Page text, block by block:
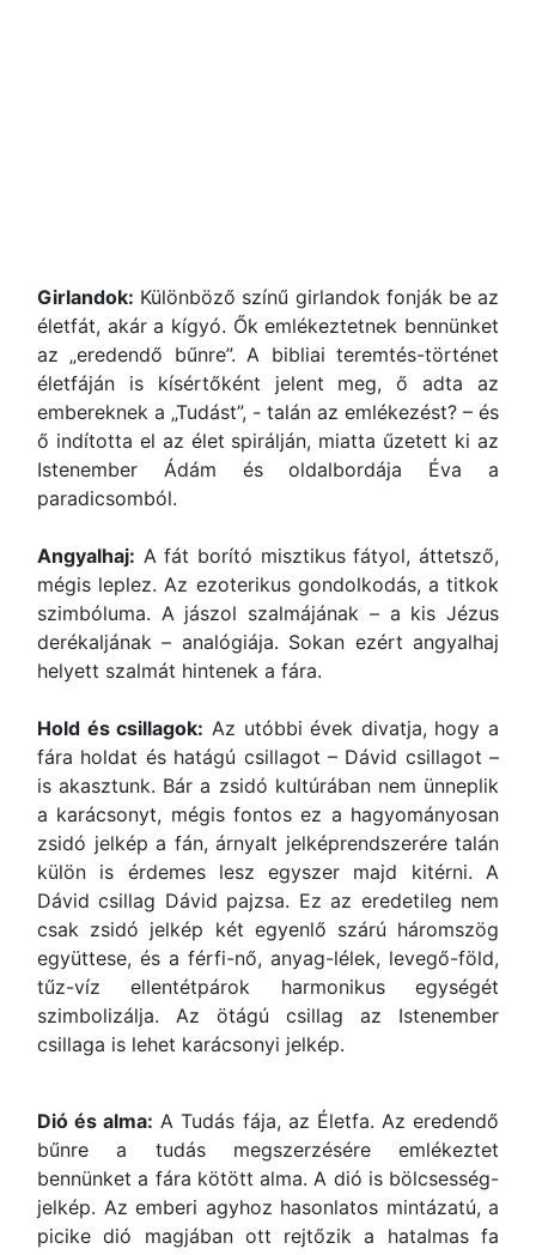
Girlandok: Különböző színű girlandok fonják be az
életfát, akár a kígyó. Ők emlékeztetnek bennünket
az „eredendő bűnre”. A bibliai teremtés-történet
életfáján is kísértőként jelent meg, ő adta az
embereknek a „Tudást”, - talán az emlékezést? – és
ő indította el az élet spirálján, miatta űzetett ki az
Istenember Ádám és oldalbordája Éva a
paradicsomból.
Angyalhaj: A fát borító misztikus fátyol, áttetsző,
mégis leplez. Az ezoterikus gondolkodás, a titkok
szimbóluma. A jászol szalmájának – a kis Jézus
derékaljának – analógiája. Sokan ezért angyalhaj
helyett szalmát hintenek a fára.
Hold és csillagok: Az utóbbi évek divatja, hogy a
fára holdat és hatágú csillagot – Dávid csillagot –
is akasztunk. Bár a zsidó kultúrában nem ünneplik
a karácsonyt, mégis fontos ez a hagyományosan
zsidó jelkép a fán, árnyalt jelképrendszerére talán
külön is érdemes lesz egyszer majd kitérni. A
Dávid csillag Dávid pajzsa. Ez az eredetileg nem
csak zsidó jelkép két egyenlő szárú háromszög
együttese, és a férfi-nő, anyag-lélek, levegő-föld,
tűz-víz ellentétpárok harmonikus egységét
szimbolizálja. Az ötágú csillag az Istenember
csillaga is lehet karácsonyi jelkép.
Dió és alma: A Tudás fája, az Életfa. Az eredendő
bűnre a tudás megszerzésére emlékeztet
bennünket a fára kötött alma. A dió is bölcsesség-
jelkép. Az emberi agyhoz hasonlatos mintázatú, a
picike dió magjában ott rejtőzik a hatalmas fa